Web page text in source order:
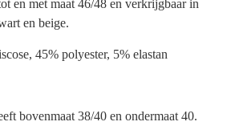
en met maat 46/48 en verkrijgbaar in
en beige.
45% polyester, 5% elastan
bovenmaat 38/40 en ondermaat 40.